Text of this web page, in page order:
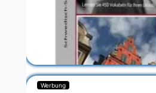
Werbung